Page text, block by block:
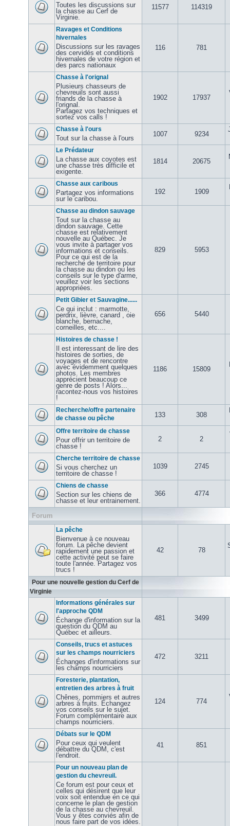
Toutes les discussions sur
la chasse au Cerf de
Virginie.
11577 114319
Ravages et Conditions
hivernales
Discussions sur les ravages
des cervidés et conditions
hivernales de votre région et
des parcs nationaux
116 781
Chasse à l'orignal
Plusieurs chasseurs de
chevreuils sont aussi
friands de la chasse à
l'orignal.
Partagez vos techniques et
sortez vos calls !
1902 17937
Chasse à l'ours
Tout sur la chasse à l'ours
1007 9234
Le Prédateur
La chasse aux coyotes est
une chasse très difficile et
exigente.
1814 20675
Chasse aux caribous
Partagez vos informations
sur le caribou.
192 1909
Chasse au dindon sauvage
Tout sur la chasse au
dindon sauvage. Cette
chasse est relativement
nouvelle au Québec. Je
vous invite à partager vos
informations et conseils.
Pour ce qui est de la
recherche de territoire pour
la chasse au dindon ou les
conseils sur le type d'arme,
veuillez voir les sections
appropriées.
829 5953
Petit Gibier et Sauvagine......
Ce qui inclut : marmotte,
perdrix, lièvre, canard , oie
blanche, bernache,
corneilles, etc....
656 5440
Histoires de chasse !
Il est interessant de lire des
histoires de sorties, de
voyages et de rencontre
avec évidemment quelques
photos. Les membres
apprécient beaucoup ce
genre de posts ! Alors...
racontez-nous vos histoires
!
1186 15809
Recherche/offre partenaire
de chasse ou pêche
133 308
Offre territoire de chasse
Pour offrir un territoire de
chasse !
2 2
Cherche territoire de chasse
Si vous cherchez un
territoire de chasse !
1039 2745
Chiens de chasse
Section sur les chiens de
chasse et leur entrainement.
366 4774
Forum
La pêche
Bienvenue à ce nouveau
forum. La pêche devient
rapidement une passion et
cette activité peut se faire
toute l'année. Partagez vos
trucs !
42 78
Pour une nouvelle gestion du Cerf de
Virginie
Informations générales sur
l'approche QDM
Échange d'information sur la
question du QDM au
Québec et ailleurs.
481 3499
Conseils, trucs et astuces
sur les champs nourriciers
Échanges d'informations sur
les champs nourriciers
472 3211
Foresterie, plantation,
entretien des arbres à fruit
Chênes, pommiers et autres
arbres à fruits. Échangez
vos conseils sur le sujet.
Forum complémentaire aux
champs nourriciers.
124 774
Débats sur le QDM
Pour ceux qui veulent
débattre du QDM, c'est
l'endroit.
41 851
Pour un nouveau plan de
gestion du chevreuil.
Ce forum est pour ceux et
celles qui désirent que leur
voix soit entendue en ce qui
concerne le plan de gestion
de la chasse au chevreuil.
Vous y êtes conviés afin de
nous faire part de vos idées.